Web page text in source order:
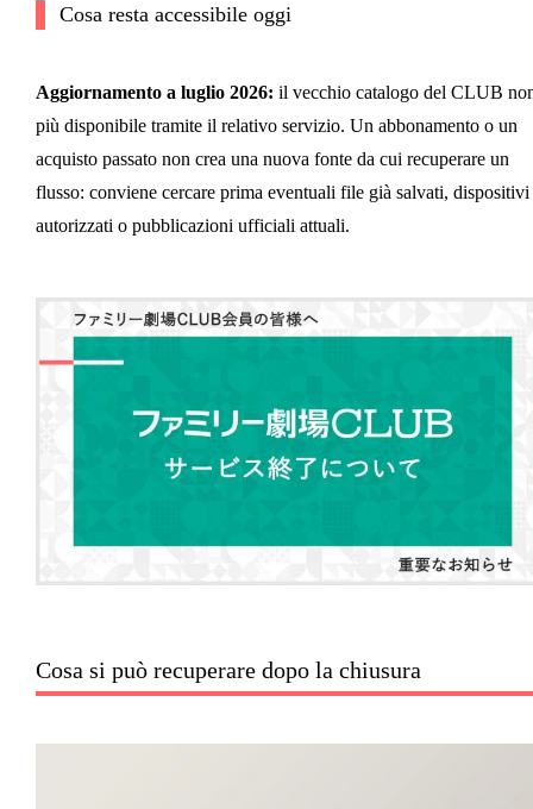
Cosa resta accessibile oggi
Aggiornamento a luglio 2026: il vecchio catalogo del CLUB
più disponibile tramite il relativo servizio. Un abbonamento o un
acquisto passato non crea una nuova fonte da cui recuperare un
flusso: conviene cercare prima eventuali file già salvati, dispositivi
autorizzati o pubblicazioni ufficiali attuali.
Cosa si può recuperare dopo la chiusura